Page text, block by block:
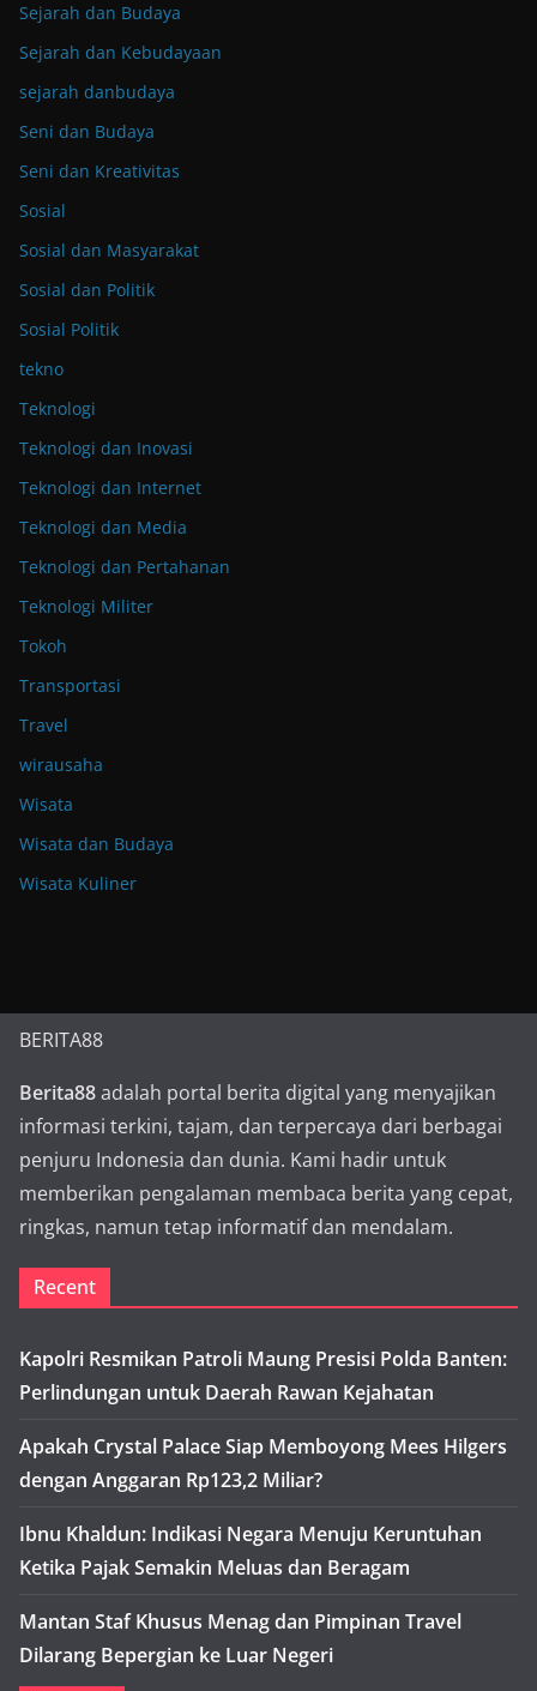
Sejarah dan Budaya
Sejarah dan Kebudayaan
sejarah danbudaya
Seni dan Budaya
Seni dan Kreativitas
Sosial
Sosial dan Masyarakat
Sosial dan Politik
Sosial Politik
tekno
Teknologi
Teknologi dan Inovasi
Teknologi dan Internet
Teknologi dan Media
Teknologi dan Pertahanan
Teknologi Militer
Tokoh
Transportasi
Travel
wirausaha
Wisata
Wisata dan Budaya
Wisata Kuliner
BERITA88
Berita88adalah portal berita digital yang menyajikan
informasi terkini, tajam, dan terpercaya dari berbagai
penjuru Indonesia dan dunia. Kami hadir untuk
memberikan pengalaman membaca berita yang cepat,
ringkas, namun tetap informatif dan mendalam.
Recent
Kapolri Resmikan Patroli Maung Presisi Polda Banten:
Perlindungan untuk Daerah Rawan Kejahatan
Apakah Crystal Palace Siap Memboyong Mees Hilgers
dengan Anggaran Rp123,2 Miliar?
Ibnu Khaldun: Indikasi Negara Menuju Keruntuhan
Ketika Pajak Semakin Meluas dan Beragam
Mantan Staf Khusus Menag dan Pimpinan Travel
Dilarang Bepergian ke Luar Negeri